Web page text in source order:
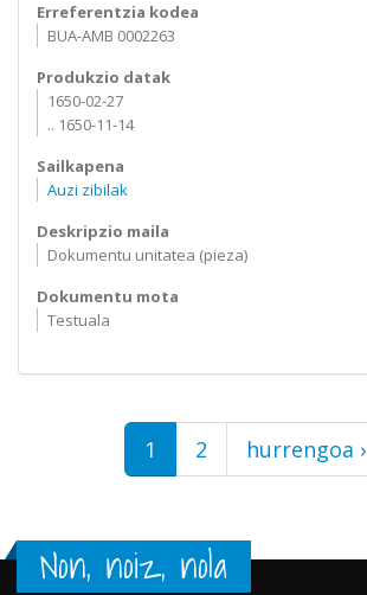
Erreferentzia kodea
BUA-AMB 0002263
Produkzio datak
1650-02-27
.. 1650-11-14
Sailkapena
Auzi zibilak
Deskripzio maila
Dokumentu unitatea (pieza)
Dokumentu mota
Testuala
1 2 hurrengoa ›
Non, noiz, nola